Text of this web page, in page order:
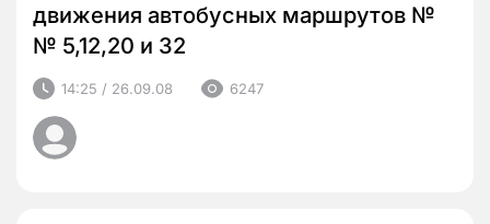
движения автобусных маршрутов №
№ 5,12,20 и 32
14:25 / 26.09.08 6247